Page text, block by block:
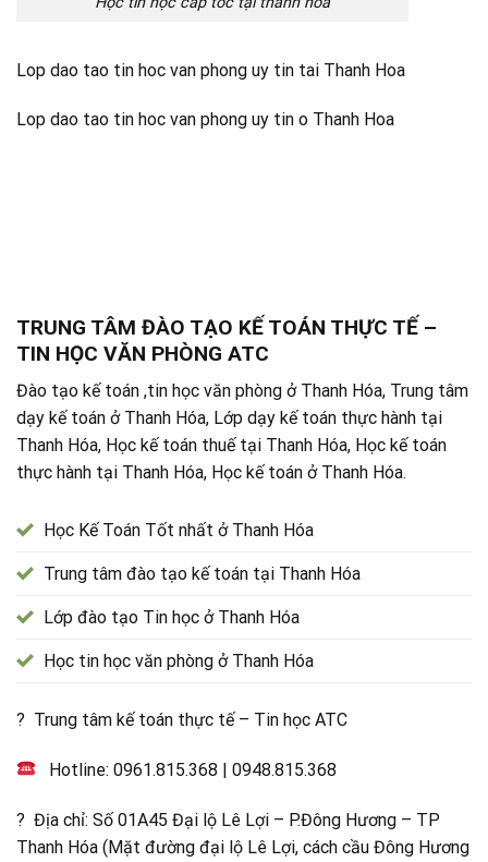
Lop dao tao tin hoc van phong uy tin tai Thanh Hoa
Lop dao tao tin hoc van phong uy tin o Thanh Hoa
TRUNG TÂM ĐÀO TẠO KẾ TOÁN THỰC TẾ –
TIN HỌC VĂN PHÒNG ATC
Đào tạo kế toán ,tin học văn phòng ở Thanh Hóa, Trung tâm
dạy kế toán ở Thanh Hóa, Lớp dạy kế toán thực hành tại
Thanh Hóa, Học kế toán thuế tại Thanh Hóa, Học kế toán
thực hành tại Thanh Hóa, Học kế toán ở Thanh Hóa.
Học Kế Toán Tốt nhất ở Thanh Hóa
Trung tâm đào tạo kế toán tại Thanh Hóa
Lớp đào tạo Tin học ở Thanh Hóa
Học tin học văn phòng ở Thanh Hóa
? Trung tâm kế toán thực tế – Tin học ATC
Hotline:0961.815.368 |0948.815.368
? Địa chỉ: Số 01A45 Đại lộ Lê Lợi – P.Đông Hương – TP
Thanh Hóa (Mặt đường đại lộ Lê Lợi, cách cầu Đông Hương